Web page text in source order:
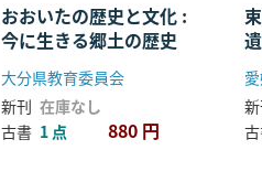
おおいたの歴史と文化 :
今に生きる郷土の歴史
大分県教育委員会
新刊 在庫なし
古書 1 点 880 円